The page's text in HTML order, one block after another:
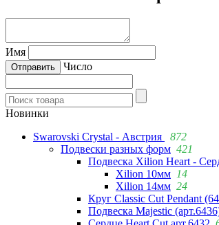
Имя
Число
Новинки
Swarovski Crystal - Австрия
872
Подвески разных форм 421
Подвеска Xilion Heart -
Xilion 10мм 14
Xilion 14мм 24
Круг Classic Cut Pendant
Подвеска Majestic